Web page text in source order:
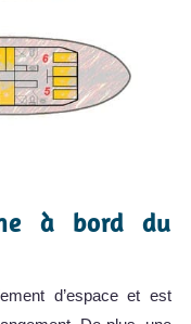
à bord du
d’espace et est